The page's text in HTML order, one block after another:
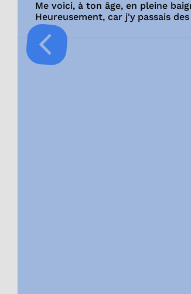
Me voici, à ton âge, en pleine
Heureusement, car j'y passais